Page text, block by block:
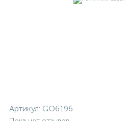
Артикул: GO6196